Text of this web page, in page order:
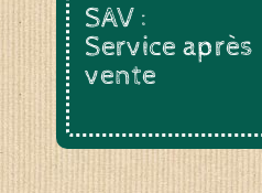
SAV :
Service après
vente